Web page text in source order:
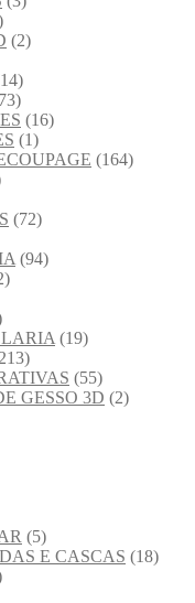
(2)
(16)
(1)
(164)
(72)
(94)
(19)
(55)
GESSO 3D (2)
(5)
E CASCAS (18)